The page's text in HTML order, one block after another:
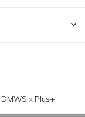
DMWS xPlus+